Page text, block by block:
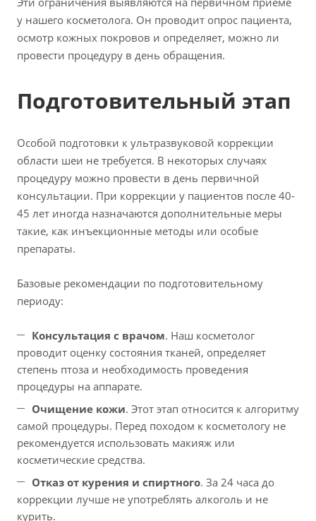
у нашего косметолога. Он проводит опрос пациента,
осмотр кожных покровов и определяет, можно ли
провести процедуру в день обращения.
Подготовительный этап
Особой подготовки к ультразвуковой коррекции
области шеи не требуется. В некоторых случаях
процедуру можно провести в день первичной
консультации. При коррекции у пациентов после 40-
45 лет иногда назначаются дополнительные меры
такие, как инъекционные методы или особые
препараты.
Базовые рекомендации по подготовительному
периоду:
Консультация с врачом. Наш косметолог
проводит оценку состояния тканей, определяет
степень птоза и необходимость проведения
процедуры на аппарате.
Очищение кожи. Этот этап относится к алгоритму
самой процедуры. Перед походом к косметологу не
рекомендуется использовать макияж или
косметические средства.
Отказ от курения и спиртного. За 24 часа до
коррекции лучше не употреблять алкоголь и не
курить.